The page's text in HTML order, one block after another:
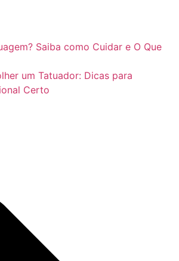
Saiba como Cuidar e O Que
um Tatuador: Dicas para
Certo